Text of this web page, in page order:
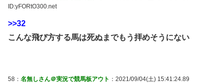
ID:yFORtO300.net
>>32
こんな飛び方する馬は死ぬまでもう拝めそうにない
58： 名無しさん＠実況で競馬板アウト ：2021/09/04(土) 15:41:24.89